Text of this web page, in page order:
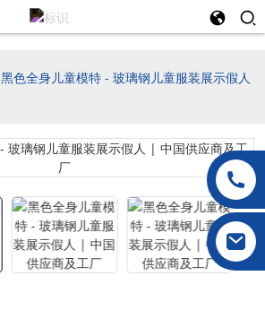
黑色全身儿童模特 - 玻璃钢儿童服装展示假人